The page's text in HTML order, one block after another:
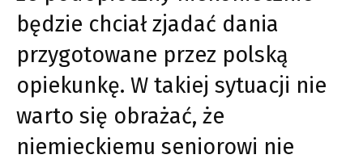
będzie chciał zjadać dania
przygotowane przez polską
opiekunkę. W takiej sytuacji nie
warto się obrażać, że
niemieckiemu seniorowi nie